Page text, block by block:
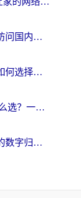
香港翻墙回内地：海外党无缝访问国内资源的加速器选择全攻略
迅游和回国好用吗？海外华人如何选择靠谱的回国加速器
海外党必看：Clash回国机场怎么选？一篇搞定无缝访问国内资源的全攻略
穿梭和松果哪个好？海外游子的数字归乡路，到底该怎么选